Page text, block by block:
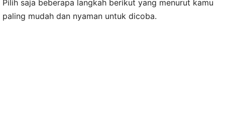
Pilih saja beberapa langkah berikut yang menurut kamu
paling mudah dan nyaman untuk dicoba.